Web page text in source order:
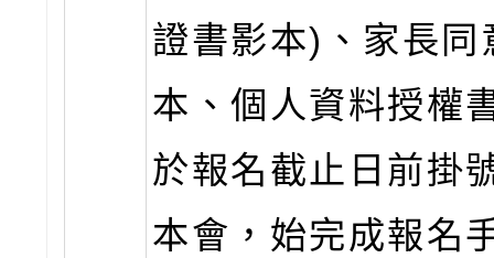
證書影本)、家長同
本、個人資料授權
於報名截止日前掛
本會，始完成報名